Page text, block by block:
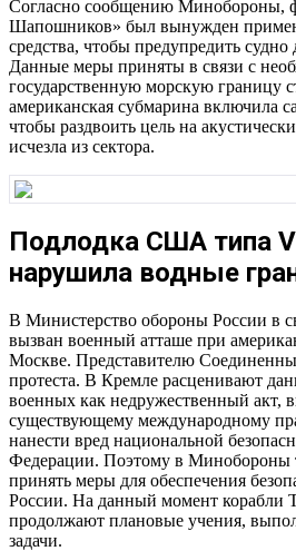
Согласно сообщению Минобороны,
Шапошников» был вынужден
средства, чтобы предупредить судно
Данные меры приняты в связи с
государственную морскую границу
американская субмарина включила
чтобы раздвоить цель на
исчезла из сектора.
Подлодка США типа
нарушила водные
В Министерство обороны России в
вызван военный атташе при
Москве. Представителю
протеста. В Кремле расценивают
военных как недружественный акт,
существующему международному
нанести вред национальной
Федерации. Поэтому в Минобороны
принять меры для обеспечения
России. На данный момент корабли
продолжают плановые учения,
задачи.